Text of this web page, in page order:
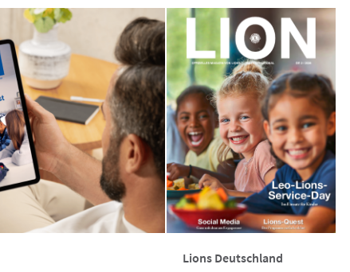
Lions Deutschland